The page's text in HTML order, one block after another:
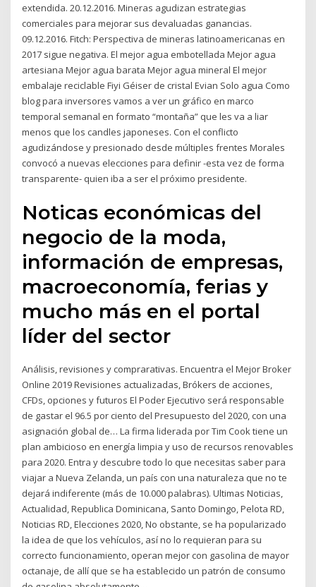
extendida. 20.12.2016. Mineras agudizan estrategias
comerciales para mejorar sus devaluadas ganancias.
09.12.2016. Fitch: Perspectiva de mineras latinoamericanas en
2017 sigue negativa. El mejor agua embotellada Mejor agua
artesiana Mejor agua barata Mejor agua mineral El mejor
embalaje reciclable Fiyi Géiser de cristal Evian Solo agua Como
blog para inversores vamos a ver un gráfico en marco
temporal semanal en formato “montaña” que les va a liar
menos que los candles japoneses. Con el conflicto
agudizándose y presionado desde múltiples frentes Morales
convocó a nuevas elecciones para definir -esta vez de forma
transparente- quien iba a ser el próximo presidente.
Noticas económicas del
negocio de la moda,
información de empresas,
macroeconomía, ferias y
mucho más en el portal
líder del sector
Análisis, revisiones y comprarativas. Encuentra el Mejor Broker
Online 2019 Revisiones actualizadas, Brókers de acciones,
CFDs, opciones y futuros El Poder Ejecutivo será responsable
de gastar el 96.5 por ciento del Presupuesto del 2020, con una
asignación global de… La firma liderada por Tim Cook tiene un
plan ambicioso en energía limpia y uso de recursos renovables
para 2020. Entra y descubre todo lo que necesitas saber para
viajar a Nueva Zelanda, un país con una naturaleza que no te
dejará indiferente (más de 10.000 palabras). Ultimas Noticias,
Actualidad, Republica Dominicana, Santo Domingo, Pelota RD,
Noticias RD, Elecciones 2020, No obstante, se ha popularizado
la idea de que los vehículos, así no lo requieran para su
correcto funcionamiento, operan mejor con gasolina de mayor
octanaje, de allí que se ha establecido un patrón de consumo